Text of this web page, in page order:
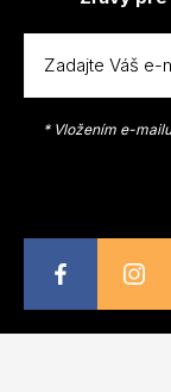
* Vložením e-